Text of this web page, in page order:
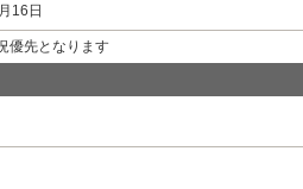
16日
優先となります